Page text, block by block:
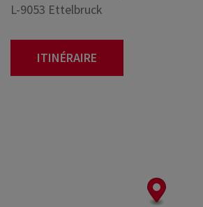
L-9053 Ettelbruck
ITINÉRAIRE